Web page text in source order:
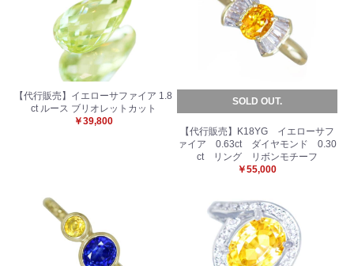
【代行販売】イエローサファイア 1.8
ct ルース ブリオレットカット
￥39,800
SOLD OUT.
【代行販売】K18YG イエローサフ
ァイア 0.63ct ダイヤモンド 0.30
ct リング リボンモチーフ
￥55,000